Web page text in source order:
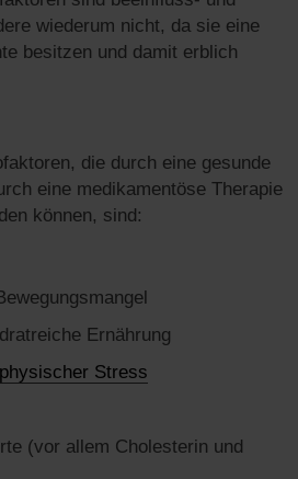
wiederum nicht, da sie eine
besitzen und damit erblich
die durch eine gesunde
eine medikamentöse Therapie
können, sind:
Ernährung
Stress
(vor allem Cholesterin und